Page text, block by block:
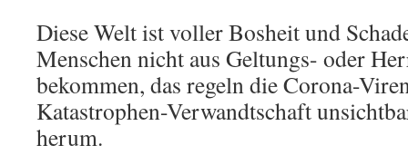
Diese Welt ist voller Bosheit und
Menschen nicht aus Geltungs- oder
bekommen, das regeln die Corona-
Katastrophen-Verwandtschaft
herum.